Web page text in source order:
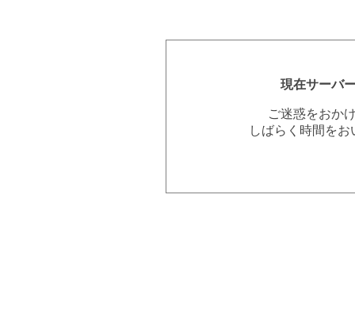
現在サーバ
ご迷惑をおか
しばらく時間を